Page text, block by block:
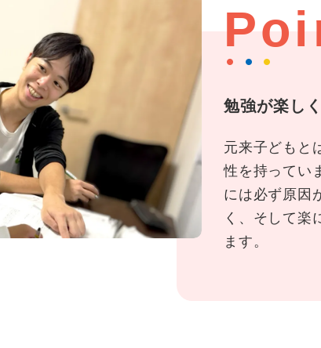
勉強が楽し
元来子どもと
性を持ってい
には必ず原因
く、そして楽
ます。